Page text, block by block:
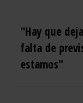
"Hay que
falta de
estamos"